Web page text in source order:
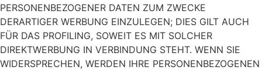
PERSONENBEZOGENER DATEN ZUM ZWECKE
DERARTIGER WERBUNG EINZULEGEN; DIES GILT AUCH
FÜR DAS PROFILING, SOWEIT ES MIT SOLCHER
DIREKTWERBUNG IN VERBINDUNG STEHT. WENN SIE
WIDERSPRECHEN, WERDEN IHRE PERSONENBEZOGENEN